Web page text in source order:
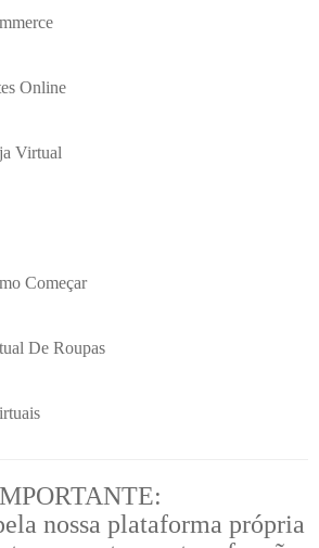
Online
Virtual
Começar
De Roupas
nossa plataforma própria